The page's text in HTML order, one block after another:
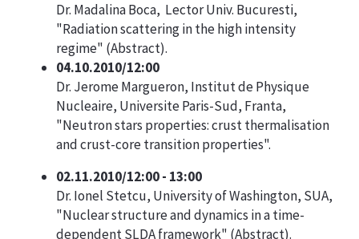
Dr. Madalina Boca, Lector Univ. Bucuresti,
"Radiation scattering in the high intensity
regime" (Abstract).
04.10.2010/12:00
Dr. Jerome Margueron, Institut de Physique
Nucleaire, Universite Paris-Sud, Franta,
"Neutron stars properties: crust thermalisation
and crust-core transition properties".
02.11.2010/12:00 - 13:00
Dr. Ionel Stetcu, University of Washington, SUA,
"Nuclear structure and dynamics in a time-
dependent SLDA framework" (Abstract).